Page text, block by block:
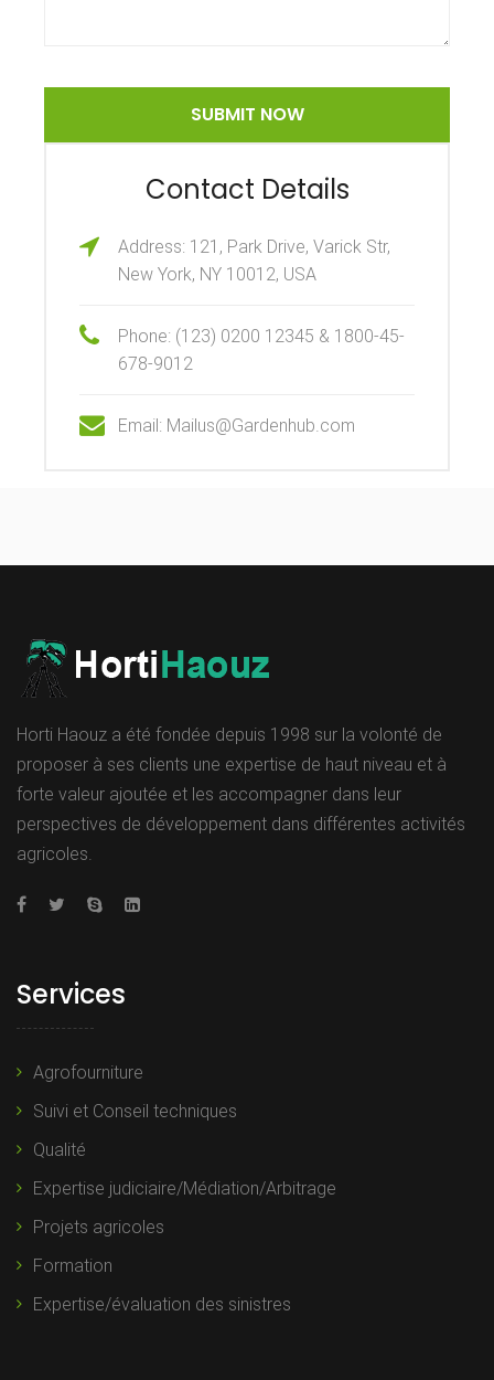
Contact Details
Address: 121, Park Drive, Varick Str,
New York, NY 10012, USA
Phone: (123) 0200 12345 & 1800-45-
678-9012
Email: Mailus@Gardenhub.com
Horti Haouz a été fondée depuis 1998 sur la volonté de
proposer à ses clients une expertise de haut niveau et à
forte valeur ajoutée et les accompagner dans leur
perspectives de développement dans différentes activités
agricoles.
Services
Agrofourniture
Suivi et Conseil techniques
Qualité
Expertise judiciaire/Médiation/Arbitrage
Projets agricoles
Formation
Expertise/évaluation des sinistres